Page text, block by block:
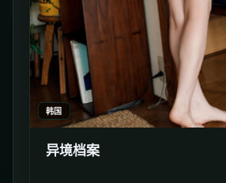
韩国
异境档案